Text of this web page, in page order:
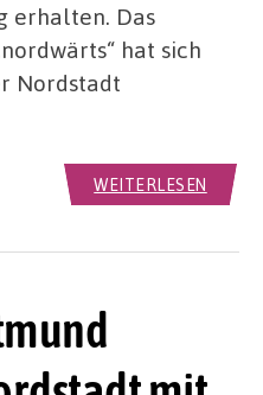
erhalten. Das
hat sich
Nordstadt
WEITERLESEN